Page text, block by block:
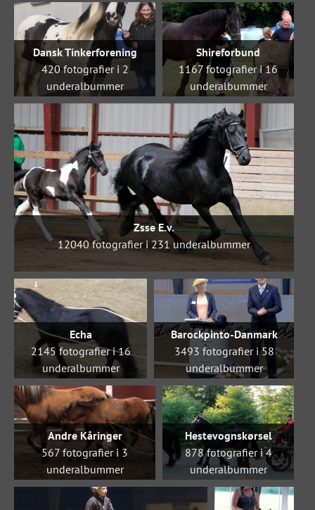
Dansk Tinkerforening
420 fotografier i 2
underalbummer
Shireforbund
1167 fotografier i 16
underalbummer
Zsse E.v.
12040 fotografier i 231 underalbummer
Echa
2145 fotografier i 16
underalbummer
Det er vores gamle
forbund hvor vi havde
Gabi, Gaia inden vi
rykkede over i Zsse
Barockpinto-Danmark
3493 fotografier i 58
underalbummer
Andre Kåringer
567 fotografier i 3
underalbummer
Hestevognskørsel
878 fotografier i 4
underalbummer